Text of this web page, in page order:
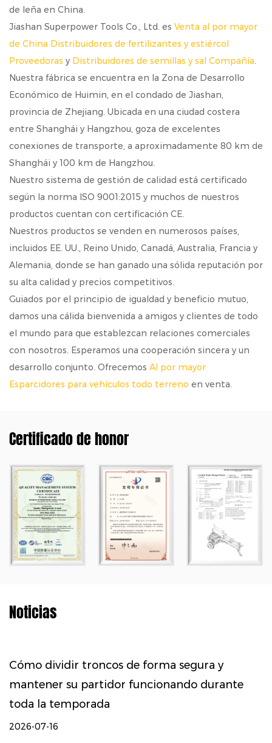
de leña en China.
Jiashan Superpower Tools Co., Ltd. es Venta al por mayor
de China Distribuidores de fertilizantes y estiércol
Proveedoras y Distribuidores de semillas y sal Compañía.
Nuestra fábrica se encuentra en la Zona de Desarrollo
Económico de Huimin, en el condado de Jiashan,
provincia de Zhejiang. Ubicada en una ciudad costera
entre Shanghái y Hangzhou, goza de excelentes
conexiones de transporte, a aproximadamente 80 km de
Shanghái y 100 km de Hangzhou.
Nuestro sistema de gestión de calidad está certificado
según la norma ISO 9001:2015 y muchos de nuestros
productos cuentan con certificación CE.
Nuestros productos se venden en numerosos países,
incluidos EE. UU., Reino Unido, Canadá, Australia, Francia y
Alemania, donde se han ganado una sólida reputación por
su alta calidad y precios competitivos.
Guiados por el principio de igualdad y beneficio mutuo,
damos una cálida bienvenida a amigos y clientes de todo
el mundo para que establezcan relaciones comerciales
con nosotros. Esperamos una cooperación sincera y un
desarrollo conjunto. Ofrecemos Al por mayor
Esparcidores para vehículos todo terreno en venta.
Certificado de honor
Noticias
segura y
durante
Cómo elegir el partidor de
para su volumen de leña y